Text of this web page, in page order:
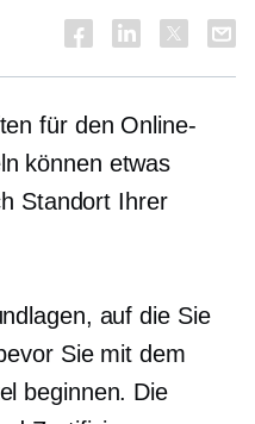
für den Online-
können etwas
Standort Ihrer
auf die Sie
Sie mit dem
beginnen. Die